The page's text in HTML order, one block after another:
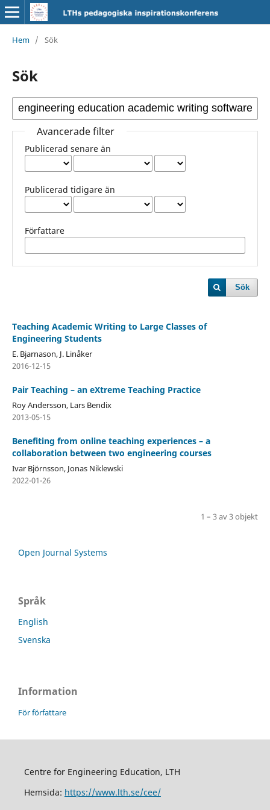
Hem / Sök
Sök
Avancerade filter
Publicerad senare än
Publicerad tidigare än
Författare
Sök
Teaching Academic Writing to Large Classes of
Engineering Students
E. Bjarnason, J. Linåker
2016-12-15
Pair Teaching – an eXtreme Teaching Practice
Roy Andersson, Lars Bendix
2013-05-15
Benefiting from online teaching experiences – a
collaboration between two engineering courses
Ivar Björnsson, Jonas Niklewski
2022-01-26
1 – 3 av 3 objekt
Open Journal Systems
Språk
English
Svenska
Information
För författare
Centre for Engineering Education, LTH
Hemsida: https://www.lth.se/cee/